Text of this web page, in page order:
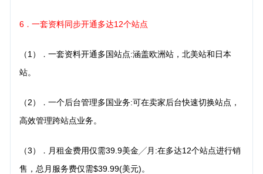
6 ． 一套资料同步开通多达12个站点
（1） ． 一套资料开通多国站点:涵盖欧洲站，北美站和日本
站。
（2） ． 一个后台管理多国业务:可在卖家后台快速切换站点，
高效管理跨站点业务。
（3） ． 月租金费用仅需39.9美金╱月:在多达12个站点进行销
售，总月服务费仅需$39.99(美元)。